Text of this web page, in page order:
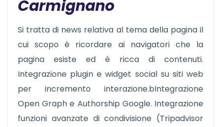
Carmignano
Si tratta di news relativa al tema della pagina il
cui scopo è ricordare ai navigatori che la
pagina esiste ed è ricca di contenuti.
Integrazione plugin e widget social su siti web
per incremento interazione.bIntegrazione
Open Graph e Authorship Google. Integrazione
funzioni avanzate di condivisione (Tripadvisor